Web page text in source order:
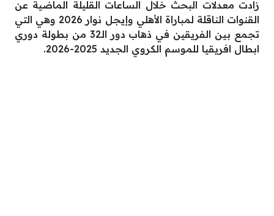
زادت معدلات البحث خلال الساعات القليلة الماضية عن
القنوات الناقلة لمباراة الأهلي وإيجل نوار 2026 وهي التي
تجمع بين الفريقين في ذهاب دور الـ32 من بطولة دوري
ابطال افريقيا للموسم الكروي الجديد 2025-2026.